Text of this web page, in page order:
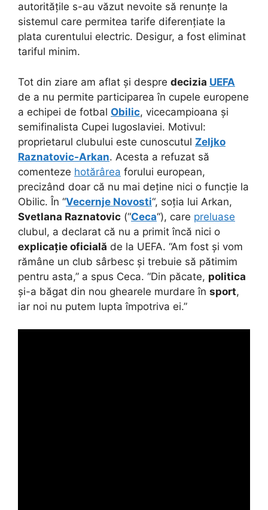
autoritățile s-au văzut nevoite să renunțe la
sistemul care permitea tarife diferențiate la
plata curentului electric. Desigur, a fost eliminat
tariful minim.
Tot din ziare am aflat și despre decizia UEFA
de a nu permite participarea în cupele europene
a echipei de fotbal Obilic, vicecampioana și
semifinalista Cupei Iugoslaviei. Motivul:
proprietarul clubului este cunoscutul Zeljko
Raznatovic-Arkan. Acesta a refuzat să
comenteze hotărârea forului european,
precizând doar că nu mai deține nici o funcție la
Obilic. În “Vecernje Novosti“, soția lui Arkan,
Svetlana Raznatovic (“Ceca“), care preluase
clubul, a declarat că nu a primit încă nici o
explicație oficială de la UEFA. “Am fost și vom
rămâne un club sârbesc și trebuie să pătimim
pentru asta,” a spus Ceca. “Din păcate, politica
și-a băgat din nou ghearele murdare în sport,
iar noi nu putem lupta împotriva ei.”